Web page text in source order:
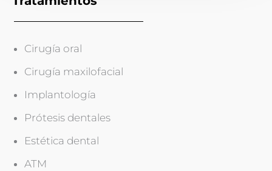
Cirugía oral
Cirugía maxilofacial
Implantología
Prótesis dentales
Estética dental
ATM